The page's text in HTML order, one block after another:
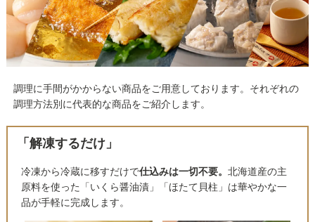
調理に手間がかからない商品をご用意しております。それぞれの
調理方法別に代表的な商品をご紹介します。
「解凍するだけ」
冷凍から冷蔵に移すだけで仕込みは一切不要。 北海道産の主
原料を使った「いくら醤油漬」「ほたて貝柱」は華やかな一
品が手軽に完成します。